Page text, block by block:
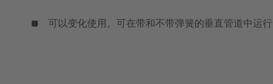
可以变化使用。可在带和不带弹簧的垂直管道中运